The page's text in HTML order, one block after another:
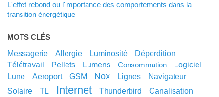
L'effet rebond ou l'importance des comportements dans la
transition énergétique
MOTS CLÉS
messagerie allergie luminosité
déperdition
télétravail
pellets lumens consommation
logiciel
lune
aeroport GSM nox lignes
navigateur
solaire
TL internet thunderbird
canalisation